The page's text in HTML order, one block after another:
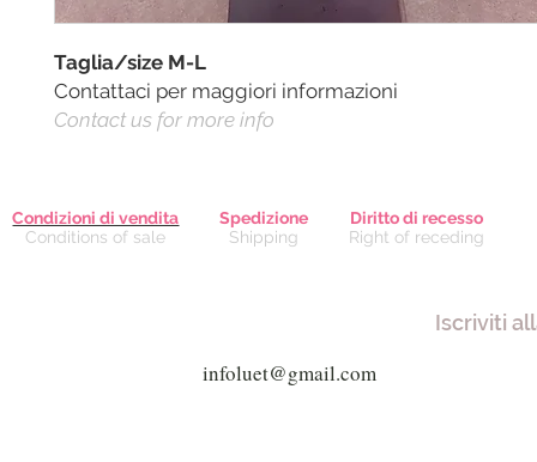
Taglia/size M-L
Contattaci per maggiori informazioni
Contact us for more info
Condizioni di vendita
Conditions of sale
Spedizione
Shipping
Diritto di recesso
Right of receding
Iscriviti